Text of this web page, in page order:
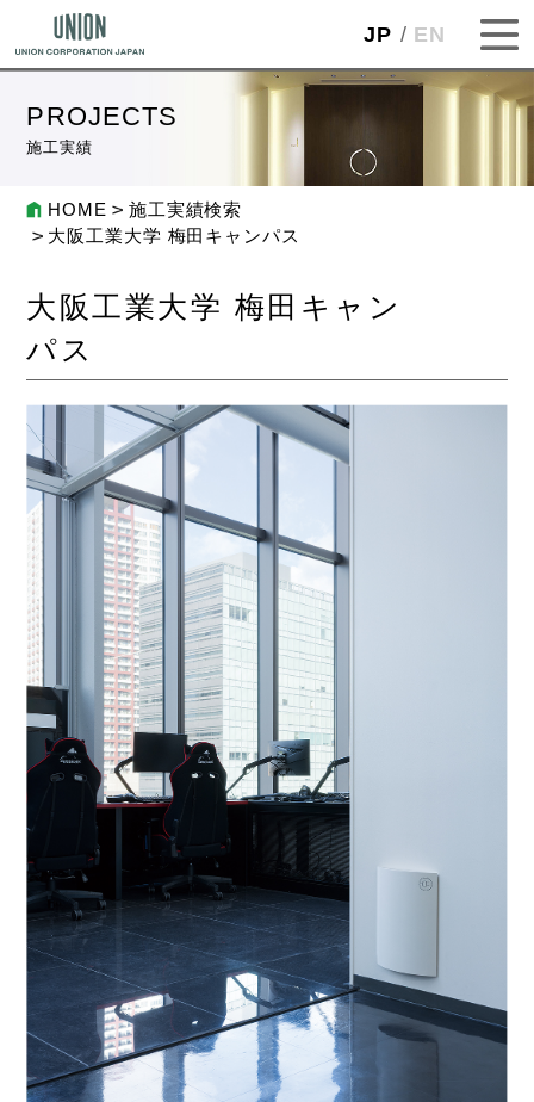
JP EN
PROJECTS
施工実績
HOME
施工実績検索
大阪工業大学 梅田キャンパス
大阪工業大学 梅田キャン
パス